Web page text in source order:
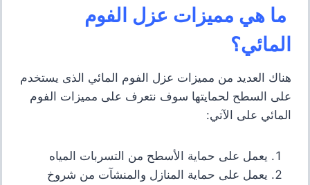
ما هي مميزات عزل الفوم
المائي؟
هناك العديد من مميزات عزل الفوم المائي الذى يستخدم
على السطح لحمايتها سوف نتعرف على مميزات الفوم
المائي على الآتي:
يعمل على حماية الأسطح من التسربات المياه
يعمل على حماية المنازل والمنشآت من شروخ